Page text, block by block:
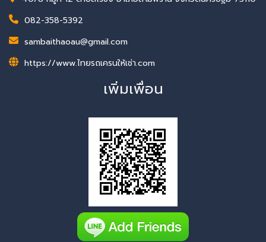
082-358-5392
sambaithaoau@gmail.com
https://www.ไทยรถเครนให้เช่า.com
เพิ่มเพื่อน